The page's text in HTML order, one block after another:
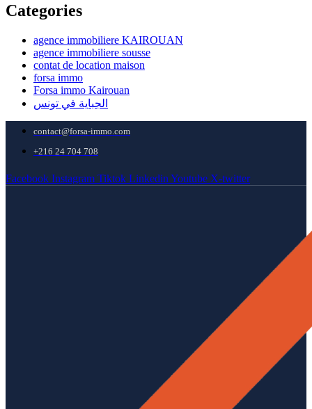
Categories
agence immobiliere KAIROUAN
agence immobiliere sousse
contat de location maison
forsa immo
Forsa immo Kairouan
الجباية في تونس
contact@forsa-immo.com
+216 24 704 708
Facebook Instagram Tiktok Linkedin Youtube X-twitter